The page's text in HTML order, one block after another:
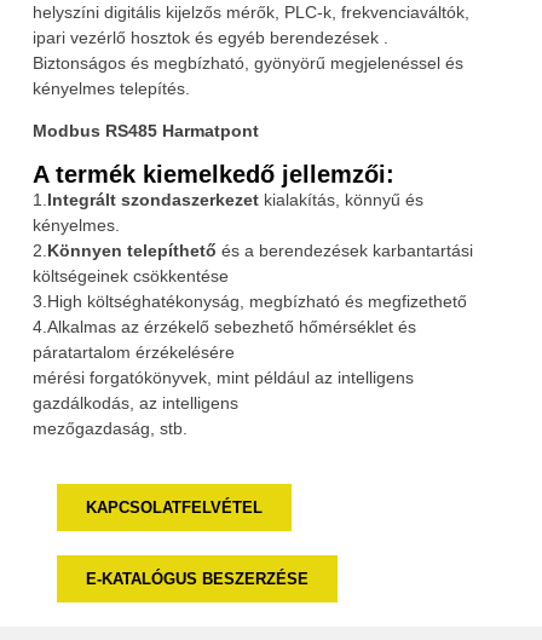
helyszíni digitális kijelzős mérők, PLC-k, frekvenciaváltók,
ipari vezérlő hosztok és egyéb berendezések .
Biztonságos és megbízható, gyönyörű megjelenéssel és
kényelmes telepítés.
Modbus RS485 Harmatpont
A termék kiemelkedő jellemzői:
1.Integrált szondaszerkezetkialakítás, könnyű és
kényelmes.
2.Könnyen telepíthető és a berendezések karbantartási
költségeinek csökkentése
3.High költséghatékonyság, megbízható és megfizethető
4.Alkalmas az érzékelő sebezhető hőmérséklet és
páratartalom érzékelésére
mérési forgatókönyvek, mint például az intelligens
gazdálkodás, az intelligens
mezőgazdaság, stb.
KAPCSOLATFELVÉTEL
E-KATALÓGUS BESZERZÉSE